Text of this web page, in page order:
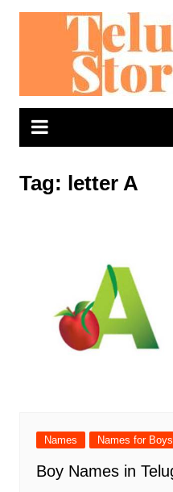
Skip
Tag: letter A
Names Names for Boys
Boy Names in